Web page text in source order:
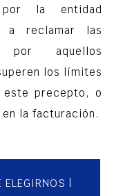
por la entidad
a reclamar las
por aquellos
los límites
este precepto, o
la facturación.
ELEGIRNOS